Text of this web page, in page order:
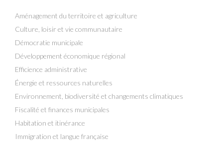
Aménagement du territoire et agriculture
Culture, loisir et vie communautaire
Démocratie municipale
Développement économique régional
Efficience administrative
Énergie et ressources naturelles
Environnement, biodiversité et changements climatiques
Fiscalité et finances municipales
Habitation et itinérance
Immigration et langue française